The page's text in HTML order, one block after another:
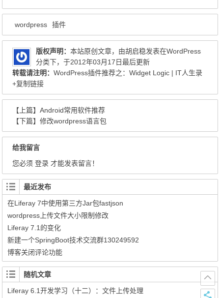
wordpress 插件
版权声明：本站原创文章，由胡启稳发表在WordPress
分类下，于2012年03月17日最后更新
转载请注明：WordPress插件推荐之：Widget Logic | IT人生录
+复制链接
【上篇】Android常用软件推荐
【下篇】修改wordpress语言包
给我留言
您必须 登录 才能发表留言！
最近发布
在Liferay 7中使用第三方Jar包fastjson
wordpress上传文件大小限制修改
Liferay 7.1的变化
新建一个SpringBoot技术交流群130249592
博客关闭评论功能
随机文章
Liferay 6.1开发学习（十二）：文件上传处理